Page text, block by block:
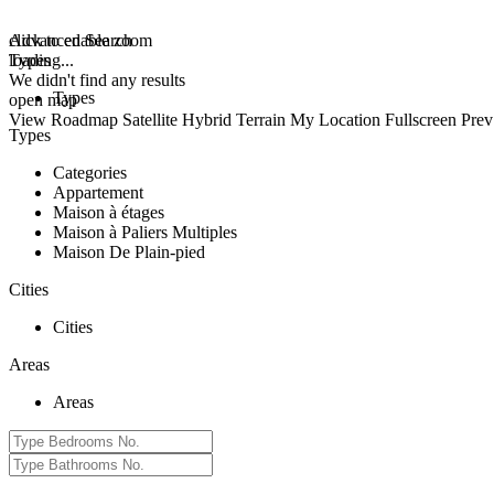
click to enable zoom
loading...
We didn't find any results
open map
View Roadmap Satellite Hybrid Terrain My Location Fullscreen Prev
Advanced Search
Types
Types
Types
Categories
Appartement
Maison à étages
Maison à Paliers Multiples
Maison De Plain-pied
Cities
Cities
Areas
Areas